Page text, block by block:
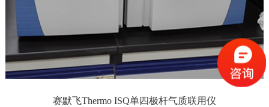
赛默飞Thermo ISQ单四极杆气质联用仪